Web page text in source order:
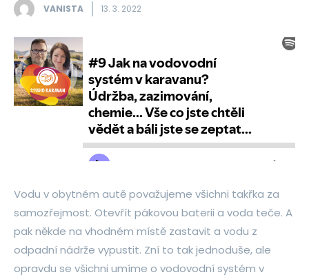
VANISTA 13. 3. 2022
Vodu v obytném autě považujeme všichni takřka za
samozřejmost. Otevřít pákovou baterii a voda teče. A
pak někde na vhodném místě zastavit a vodu z
odpadní nádrže vypustit. Zní to tak jednoduše, ale
opravdu se všichni umíme o vodovodní systém v